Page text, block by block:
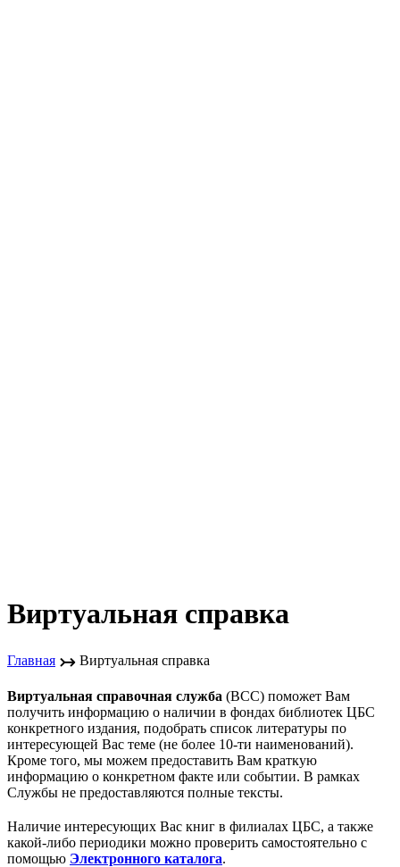
Виртуальная справка
Главная ↣ Виртуальная справка
Виртуальная справочная служба (ВСС) поможет Вам
получить информацию о наличии в фондах библиотек ЦБС
конкретного издания, подобрать список литературы по
интересующей Вас теме (не более 10-ти наименований).
Кроме того, мы можем предоставить Вам краткую
информацию о конкретном факте или событии. В рамках
Службы не предоставляются полные тексты.
Наличие интересующих Вас книг в филиалах ЦБС, а также
какой-либо периодики можно проверить самостоятельно с
помощью Электронного каталога.